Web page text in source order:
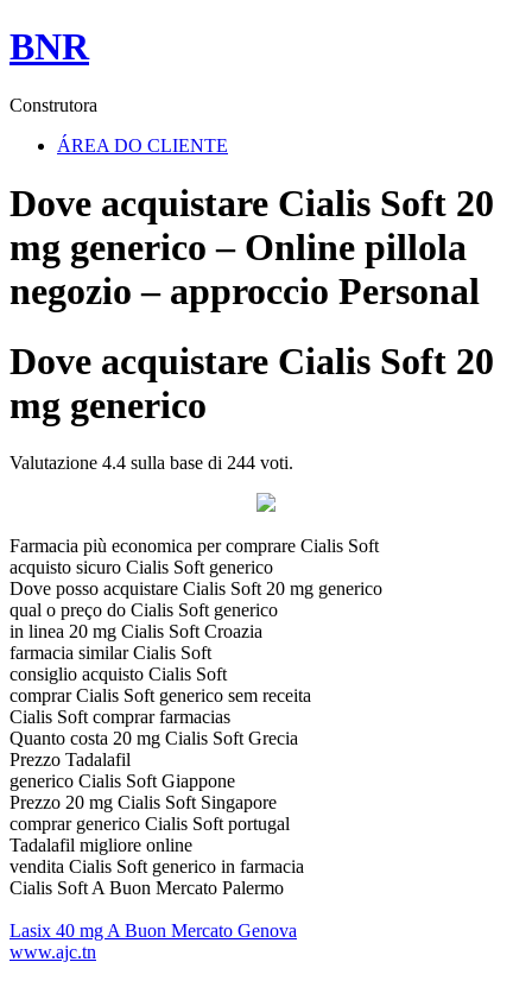
BNR
Construtora
ÁREA DO CLIENTE
Dove acquistare Cialis Soft 20
mg generico – Online pillola
negozio – approccio Personal
Dove acquistare Cialis Soft 20
mg generico
Valutazione 4.4 sulla base di 244 voti.
Farmacia più economica per comprare Cialis Soft
acquisto sicuro Cialis Soft generico
Dove posso acquistare Cialis Soft 20 mg generico
qual o preço do Cialis Soft generico
in linea 20 mg Cialis Soft Croazia
farmacia similar Cialis Soft
consiglio acquisto Cialis Soft
comprar Cialis Soft generico sem receita
Cialis Soft comprar farmacias
Quanto costa 20 mg Cialis Soft Grecia
Prezzo Tadalafil
generico Cialis Soft Giappone
Prezzo 20 mg Cialis Soft Singapore
comprar generico Cialis Soft portugal
Tadalafil migliore online
vendita Cialis Soft generico in farmacia
Cialis Soft A Buon Mercato Palermo
Lasix 40 mg A Buon Mercato Genova
www.ajc.tn